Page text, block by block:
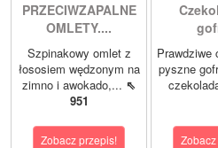
PRZECIWZAPALNE
OMLETY....
Szpinakowy omlet z
łososiem wędzonym na
zimno i awokado,... ⇖
951
Zobacz przepis!
Prawdziwe
pyszne